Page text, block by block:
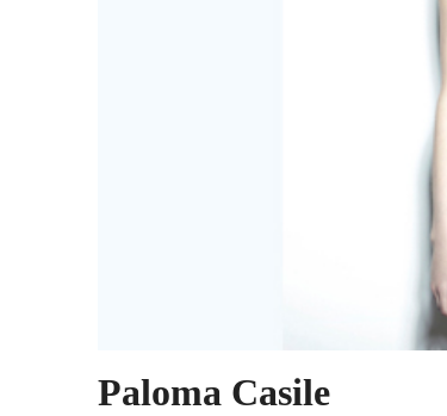
Paloma Casile